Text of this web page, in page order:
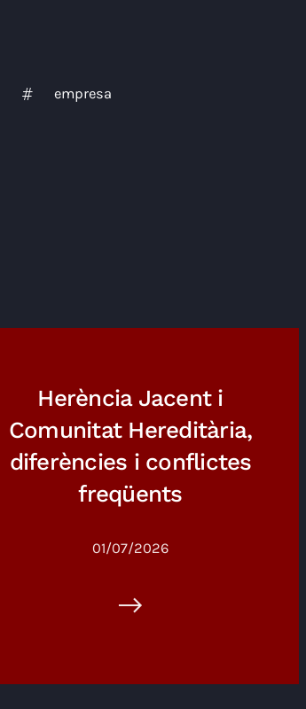
empresa
Herència Jacent i
Comunitat Hereditària,
diferències i conflictes
freqüents
01/07/2026